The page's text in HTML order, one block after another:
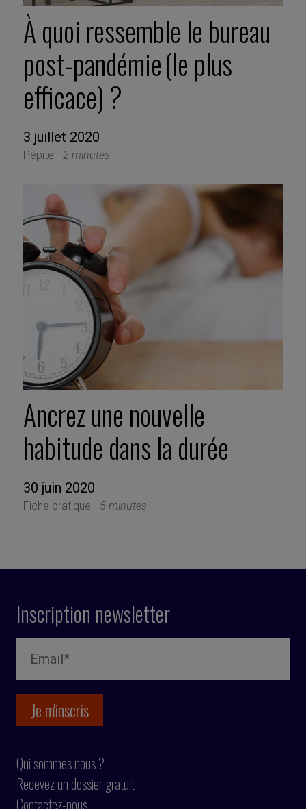
À quoi ressemble le bureau
post-pandémie (le plus
efficace) ?
3 juillet 2020
Pépite - 2 minutes
Ancrez une nouvelle
habitude dans la durée
30 juin 2020
Fiche pratique - 5 minutes
Inscription newsletter
Qui sommes nous ?
Recevez un dossier gratuit
Contactez-nous